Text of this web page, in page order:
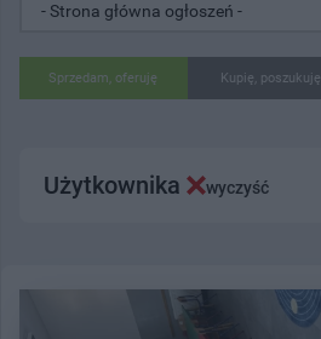
Sprzedam, oferuję Kupię, poszukuję
Użytkownika wyczyść